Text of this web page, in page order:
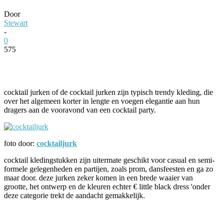
Door
Stewart
-
0
575
cocktail jurken of de cocktail jurken zijn typisch trendy kleding, die
over het algemeen korter in lengte en voegen elegantie aan hun
dragers aan de vooravond van een cocktail party.
foto door: cocktailjurk
cocktail kledingstukken zijn uitermate geschikt voor casual en semi-
formele gelegenheden en partijen, zoals prom, dansfeesten en ga zo
maar door. deze jurken zeker komen in een brede waaier van
grootte, het ontwerp en de kleuren echter € little black dress 'onder
deze categorie trekt de aandacht gemakkelijk.